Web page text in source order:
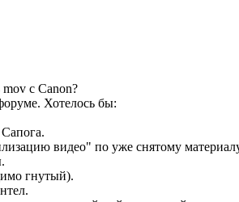
с Canon?
Хотелось бы:
видео" по уже снятому
гнутый).